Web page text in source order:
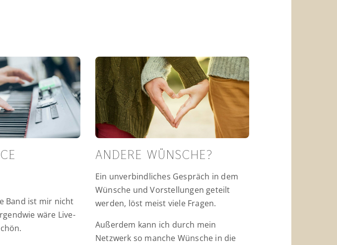
Band ist mir nicht
wäre Live-
ANDERE WÜNSCHE?
Ein unverbindliches Gespräch in dem
Wünsche und Vorstellungen geteilt
werden, löst meist viele Fragen.
Außerdem kann ich durch mein
Netzwerk so manche Wünsche in die